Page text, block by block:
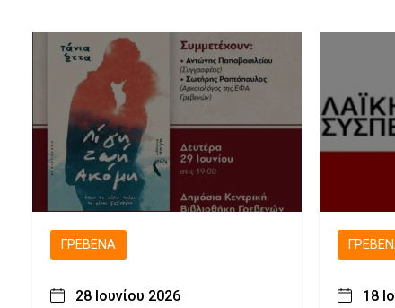
ΓΡΕΒΕΝΆ
28 Ιουνίου 2026 18